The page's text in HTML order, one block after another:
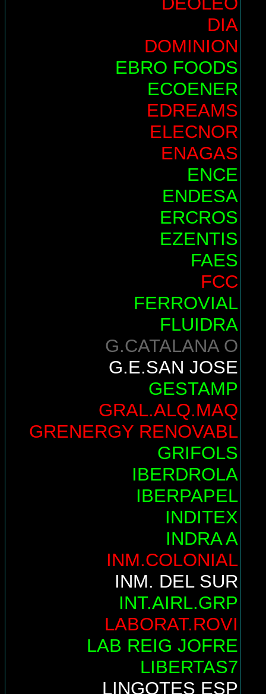
DIA
DOMINION
EBRO FOODS
ECOENER
EDREAMS
ELECNOR
ENAGAS
ENCE
ENDESA
ERCROS
EZENTIS
FAES
FCC
FERROVIAL
FLUIDRA
G.CATALANA O
G.E.SAN JOSE
GESTAMP
GRAL.ALQ.MAQ
GRENERGY RENOVABL
GRIFOLS
IBERDROLA
IBERPAPEL
INDITEX
INDRA A
INM.COLONIAL
INM. DEL SUR
INT.AIRL.GRP
LABORAT.ROVI
LAB REIG JOFRE
LIBERTAS7
LINGOTES ESP